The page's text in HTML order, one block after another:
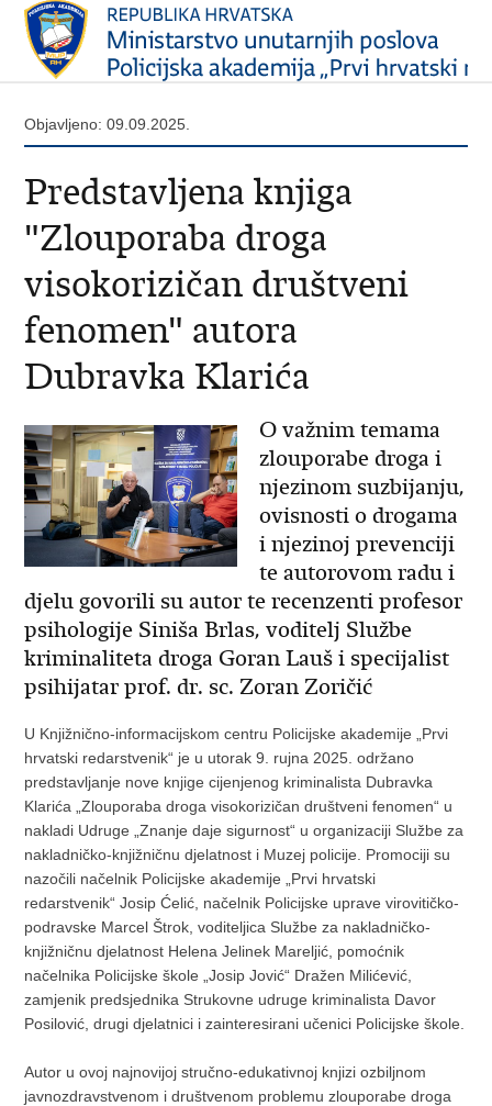
Objavljeno: 09.09.2025.
Predstavljena knjiga
"Zlouporaba droga
visokorizičan društveni
fenomen" autora
Dubravka Klarića
O važnim temama
zlouporabe droga i
njezinom suzbijanju,
ovisnosti o drogama
i njezinoj prevenciji
te autorovom radu i
djelu govorili su autor te recenzenti profesor
psihologije Siniša Brlas, voditelj Službe
kriminaliteta droga Goran Lauš i specijalist
psihijatar prof. dr. sc. Zoran Zoričić
U Knjižnično-informacijskom centru Policijske akademije „Prvi
hrvatski redarstvenik“ je u utorak 9. rujna 2025. održano
predstavljanje nove knjige cijenjenog kriminalista Dubravka
Klarića „Zlouporaba droga visokorizičan društveni fenomen“ u
nakladi Udruge „Znanje daje sigurnost“ u organizaciji Službe za
nakladničko-knjižničnu djelatnost i Muzej policije. Promociji su
nazočili načelnik Policijske akademije „Prvi hrvatski
redarstvenik“ Josip Ćelić, načelnik Policijske uprave virovitičko-
podravske Marcel Štrok, voditeljica Službe za nakladničko-
knjižničnu djelatnost Helena Jelinek Mareljić, pomoćnik
načelnika Policijske škole „Josip Jović“ Dražen Milićević,
zamjenik predsjednika Strukovne udruge kriminalista Davor
Posilović, drugi djelatnici i zainteresirani učenici Policijske škole.
Autor u ovoj najnovijoj stručno-edukativnoj knjizi ozbiljnom
javnozdravstvenom i društvenom problemu zlouporabe droga